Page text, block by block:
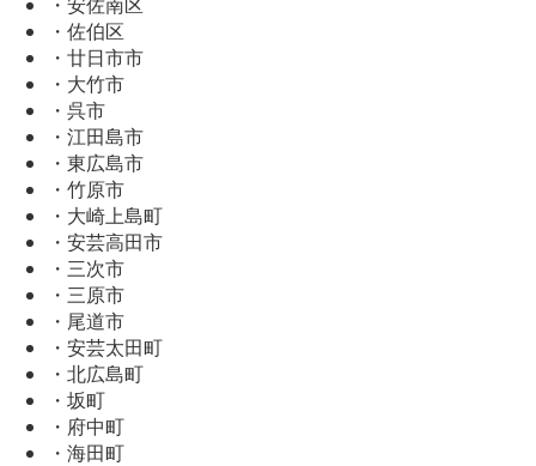
・佐伯区
・廿日市市
・大竹市
・呉市
・江田島市
・東広島市
・竹原市
・大崎上島町
・安芸高田市
・三次市
・三原市
・尾道市
・安芸太田町
・北広島町
・坂町
・府中町
・海田町